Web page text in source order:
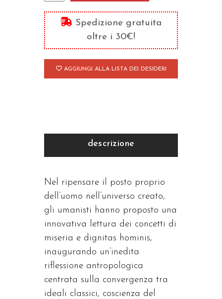
e
dignità
dell'uomo
nel
pensiero
Spedizione gratuita
oltre i 30€!
AGGIUNGI ALLA LISTA DEI DESIDERI
descrizione
Nel ripensare il posto proprio
dell’uomo nell’universo creato,
gli umanisti hanno proposto una
innovativa lettura dei concetti di
miseria e dignitas hominis,
inaugurando un’inedita
riflessione antropologica
centrata sulla convergenza tra
ideali classici, coscienza del